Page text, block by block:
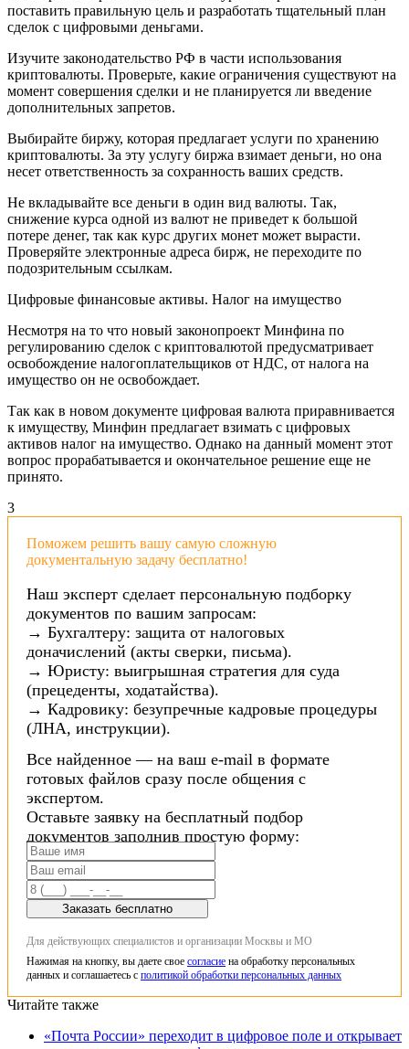
поставить правильную цель и разработать тщательный план
сделок с цифровыми деньгами.
Изучите законодательство РФ в части использования
криптовалюты. Проверьте, какие ограничения существуют на
момент совершения сделки и не планируется ли введение
дополнительных запретов.
Выбирайте биржу, которая предлагает услуги по хранению
криптовалюты. За эту услугу биржа взимает деньги, но она
несет ответственность за сохранность ваших средств.
Не вкладывайте все деньги в один вид валюты. Так,
снижение курса одной из валют не приведет к большой
потере денег, так как курс других монет может вырасти.
Проверяйте электронные адреса бирж, не переходите по
подозрительным ссылкам.
Цифровые финансовые активы. Налог на имущество
Несмотря на то что новый законопроект Минфина по
регулированию сделок с криптовалютой предусматривает
освобождение налогоплательщиков от НДС, от налога на
имущество он не освобождает.
Так как в новом документе цифровая валюта приравнивается
к имуществу, Минфин предлагает взимать с цифровых
активов налог на имущество. Однако на данный момент этот
вопрос прорабатывается и окончательное решение еще не
принято.
3
Поможем решить вашу самую сложную
документальную задачу бесплатно!
Наш эксперт сделает персональную подборку
документов по вашим запросам:
→ Бухгалтеру: защита от налоговых
доначислений (акты сверки, письма).
→ Юристу: выигрышная стратегия для суда
(прецеденты, ходатайства).
→ Кадровику: безупречные кадровые процедуры
(ЛНА, инструкции).
Все найденное — на ваш e-mail в формате
готовых файлов сразу после общения с
экспертом.
Оставьте заявку на бесплатный подбор
документов заполнив простую форму:
Заказать бесплатно
Для действующих специалистов и организации Москвы и МО
Нажимая на кнопку, вы даете свое согласие на обработку персональных
данных и соглашаетесь с политикой обработки персональных данных
Читайте также
«Почта России» переходит в цифровое поле и открывает